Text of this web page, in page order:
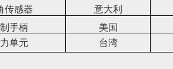
传感器
意大利
手柄
美国
单元 台湾